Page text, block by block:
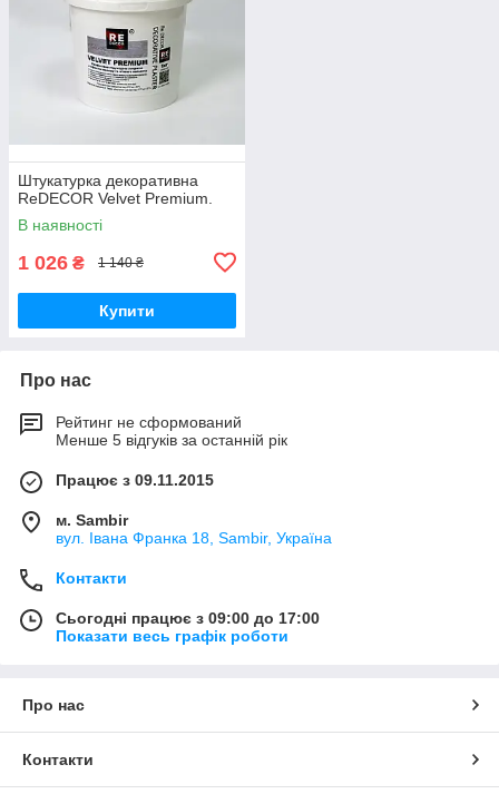
Штукатурка декоративна
ReDECOR Velvet Premium.
В наявності
1 026 ₴ 1 140 ₴
Купити
Про нас
Рейтинг не сформований
Менше 5 відгуків за останній рік
Працює з 09.11.2015
м. Sambir
вул. Івана Франка 18, Sambir, Україна
Контакти
Сьогодні працює з 09:00 до 17:00
Показати весь графік роботи
Про нас
Контакти